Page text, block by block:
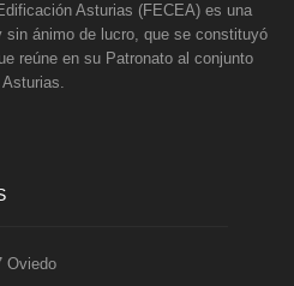
Asturias (FECEA) es una
sin ánimo de lucro, que se constituyó
reúne en su Patronato al conjunto
Oviedo